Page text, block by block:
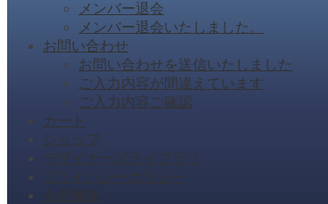
メンバー退会
メンバー退会いたしました。
お問い合わせ
お問い合わせを送信いたしました
ご入力内容が間違えています
ご入力内容ご確認
カート
ショップ
デザイナーズライブラリ
プライバシーポリシー
会社概要